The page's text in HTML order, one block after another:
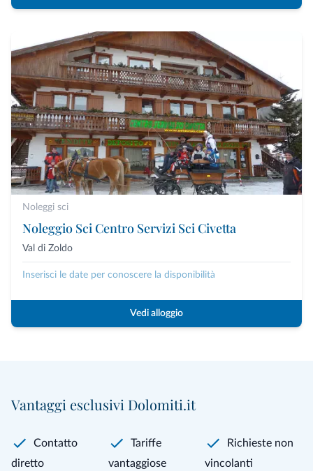
Noleggi sci
Noleggio Sci Centro Servizi Sci Civetta
Val di Zoldo
Inserisci le date per conoscere la disponibilità
Vedi alloggio
Vantaggi esclusivi Dolomiti.it
Contatto
diretto
Tariffe
vantaggiose
Richieste non
vincolanti